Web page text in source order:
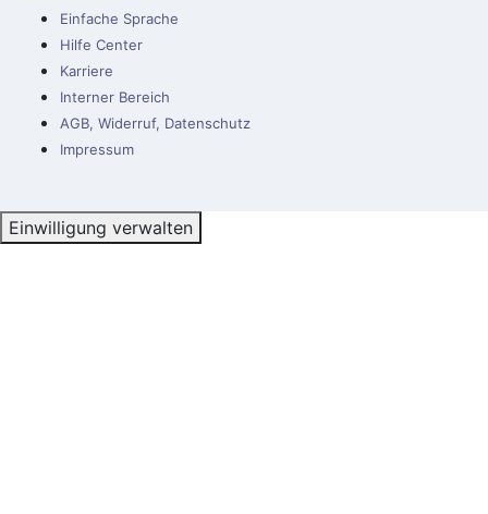
Einfache Sprache
Hilfe Center
Karriere
Interner Bereich
AGB, Widerruf, Datenschutz
Impressum
Einwilligung verwalten